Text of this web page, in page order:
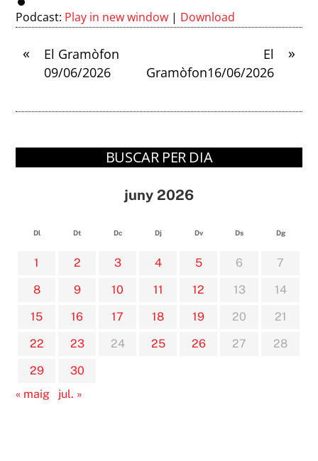
Podcast: Play in new window | Download
«
El Gramòfon
09/06/2026
»
El
Gramòfon16/06/2026
BUSCAR PER DIA
juny 2026
Dl Dt Dc Dj Dv Ds Dg
1 2 3 4 5 6
7
8
9 10 11 12 13
14
15
16 17 18 19 20
21
22
23 24 25 26 27
28
29
30
« maig
jul. »